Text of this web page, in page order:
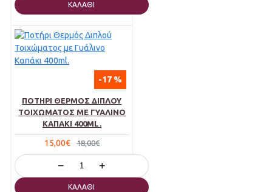
ΚΑΛΆΘΙ
-17 %
ΠΟΤΉΡΙ ΘΕΡΜΌΣ ΔΙΠΛΟΎ
ΤΟΙΧΏΜΑΤΟΣ ΜΕ ΓΥΆΛΙΝΟ
ΚΑΠΆΚΙ 400ML.
15,00€ 18,00€
− +
ΚΑΛΆΘΙ